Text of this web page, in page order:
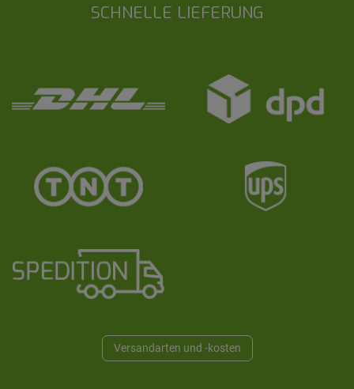
SCHNELLE LIEFERUNG
Versandarten und -kosten